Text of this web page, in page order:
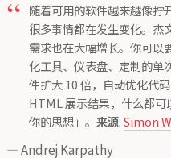
随着可用的软件越来越像拧
很多事情都在发生变化。杰
需求也在大幅增长。你可
化工具、仪表盘、定制的
件扩大 10 倍，自动优化代
HTML 展示结果，什么都
你的思想」。 来源:Simon
—Andrej Karpathy